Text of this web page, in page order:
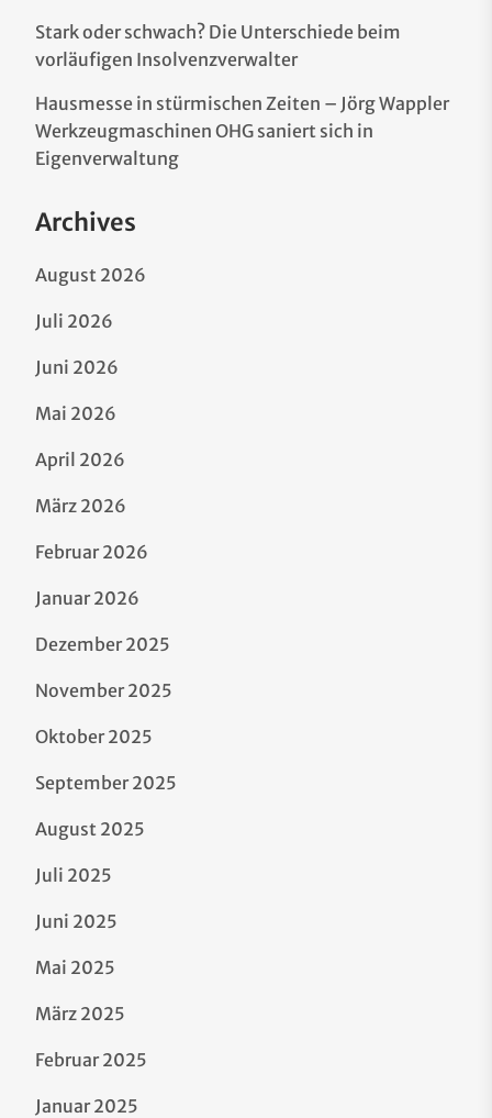
Stark oder schwach? Die Unterschiede beim
vorläufigen Insolvenzverwalter
Hausmesse in stürmischen Zeiten – Jörg Wappler
Werkzeugmaschinen OHG saniert sich in
Eigenverwaltung
Archives
August 2026
Juli 2026
Juni 2026
Mai 2026
April 2026
März 2026
Februar 2026
Januar 2026
Dezember 2025
November 2025
Oktober 2025
September 2025
August 2025
Juli 2025
Juni 2025
Mai 2025
März 2025
Februar 2025
Januar 2025